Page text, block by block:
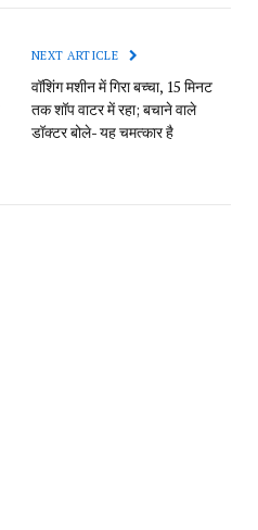
NEXT ARTICLE
वॉशिंग मशीन में गिरा बच्चा, 15 मिनट
तक शॉप वाटर में रहा; बचाने वाले
डॉक्टर बोले- यह चमत्कार है